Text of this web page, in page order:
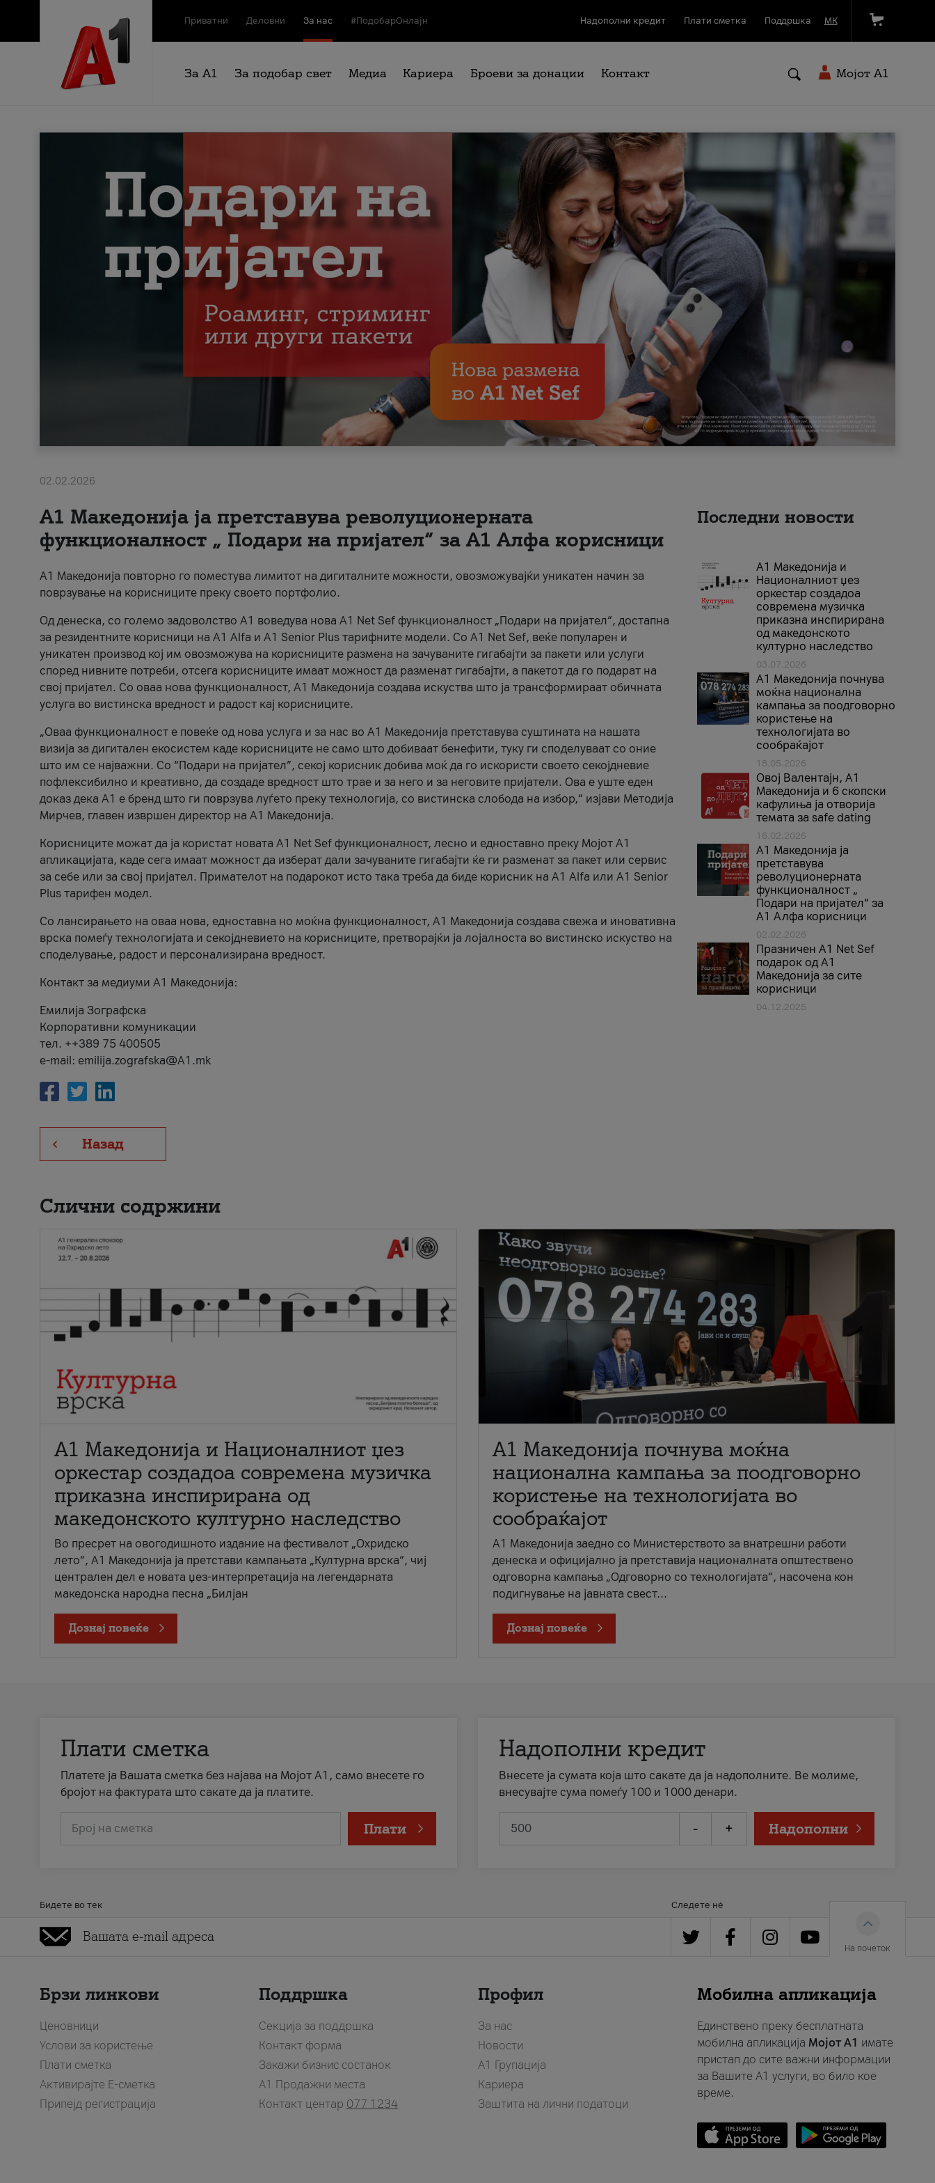
Приватни Деловни За нас #ПодобарОнлајн Надополни кредит Плати сметка Поддршка МК
За А1 За подобар свет Медиа Кариера Броеви за донации Контакт Мојот A1
02.02.2026
А1 Македонија ја претставува револуционерната
функционалност „ Подари на пријател“ за А1 Алфа корисници
А1 Македонија повторно го поместува лимитот на дигиталните можности, овозможувајќи уникатен начин за
поврзување на корисниците преку своето портфолио.
Од денеска, со големо задоволство А1 воведува нова A1 Net Sef функционалност „Подари на пријател“, достапна
за резидентните корисници на А1 Alfa и A1 Senior Plus тарифните модели. Со A1 Net Sef, веќе популарен и
уникатен производ кој им овозможува на корисниците размена на зачуваните гигабајти за пакети или услуги
според нивните потреби, отсега корисниците имаат можност да разменат гигабајти, а пакетот да го подарат на
свој пријател. Со оваа нова функционалност, А1 Македонија создава искуства што ја трансформираат обичната
услуга во вистинска вредност и радост кај корисниците.
„Оваа функционалност е повеќе од нова услуга и за нас во А1 Македонија претставува суштината на нашата
визија за дигитален екосистем каде корисниците не само што добиваат бенефити, туку ги споделуваат со оние
што им се најважни. Со “Подари на пријател”, секој корисник добива моќ да го искористи своето секојдневие
пофлексибилно и креативно, да создаде вредност што трае и за него и за неговите пријатели. Ова е уште еден
доказ дека А1 е бренд што ги поврзува луѓето преку технологија, со вистинска слобода на избор,“ изјави Методија
Мирчев, главен извршен директор на А1 Македонија.
Корисниците можат да ја користат новата А1 Net Sef функционалност, лесно и едноставно преку Мојот А1
апликацијата, каде сега имаат можност да изберат дали зачуваните гигабајти ќе ги разменат за пакет или сервис
за себе или за свој пријател. Примателот на подарокот исто така треба да биде корисник на А1 Alfa или A1 Senior
Plus тарифен модел.
Со лансирањето на оваа нова, едноставна но моќна функционалност, А1 Македонија создава свежа и иновативна
врска помеѓу технологијата и секојдневието на корисниците, претворајќи ја лојалноста во вистинско искуство на
споделување, радост и персонализирана вредност.
Контакт за медиуми А1 Македонија:
Емилија Зографска
Корпоративни комуникации
тел. ++389 75 400505
e-mail: emilija.zografska@A1.mk
Назад
Последни новости
А1 Македонија и
Националниот џез
оркестар создадоа
современа музичка
приказна инспирирана
од македонското
културно наследство
03.07.2026
A1 Македонија почнува
моќна национална
кампања за поодговорно
користење на
технологијата во
сообраќајот
18.05.2026
Овој Валентајн, A1
Македонија и 6 скопски
кафулиња ја отворија
темата за safe dating
16.02.2026
А1 Македонија ја
претставува
револуционерната
функционалност „
Подари на пријател“ за
А1 Алфа корисници
02.02.2026
Празничен A1 Net Sеf
подарок од А1
Македонија за сите
корисници
04.12.2025
Слични содржини
А1 Македонија и Националниот џез
оркестар создадоа современа музичка
приказна инспирирана од
македонското културно наследство
Во пресрет на овогодишното издание на фестивалот „Охридско
лето“, А1 Македонија ја претстави кампањата „Културна врска“, чиј
централен дел е новата џез-интерпретација на легендарната
македонска народна песна „Билјан
Дознај повеќе
A1 Македонија почнува моќна
национална кампања за поодговорно
користење на технологијата во
сообраќајот
A1 Македонија заедно со Министерството за внатрешни работи
денеска и официјално ја претставија националната општествено
одговорна кампања „Одговорно со технологијата“, насочена кон
подигнување на јавната свест...
Дознај повеќе
Плати сметка
Платете ја Вашата сметка без најава на Мојот А1, само внесете го
бројот на фактурата што сакате да ја платите.
Број на сметка Плати
Надополни кредит
Внесете ја сумата која што сакате да ја надополните. Ве молиме,
внесувајте сума помеѓу 100 и 1000 денари.
- + Надополни
Бидете во тек Следете нè
На почеток
Брзи линкови
Ценовници
Услови за користење
Плати сметка
Активирајте Е-сметка
Припејд регистрација
Поддршка
Секција за поддршка
Контакт форма
Закажи бизнис состанок
A1 Продажни места
Контакт центар 077 1234
Профил
За нас
Новости
А1 Групација
Кариера
Заштита на лични податоци
Мобилна апликација
Единствено преку бесплатната
мобилна апликација Мојот A1 имате
пристап до сите важни информации
за Вашите A1 услуги, во било кое
време.